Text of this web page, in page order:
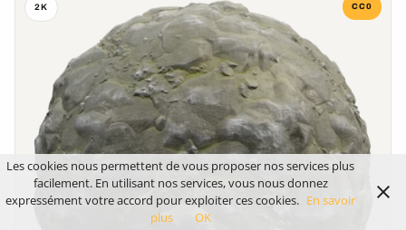
2K CC0
Les cookies nous permettent de vous proposer nos services plus
facilement. En utilisant nos services, vous nous donnez
expressément votre accord pour exploiter ces cookies. En savoir
plus
OK